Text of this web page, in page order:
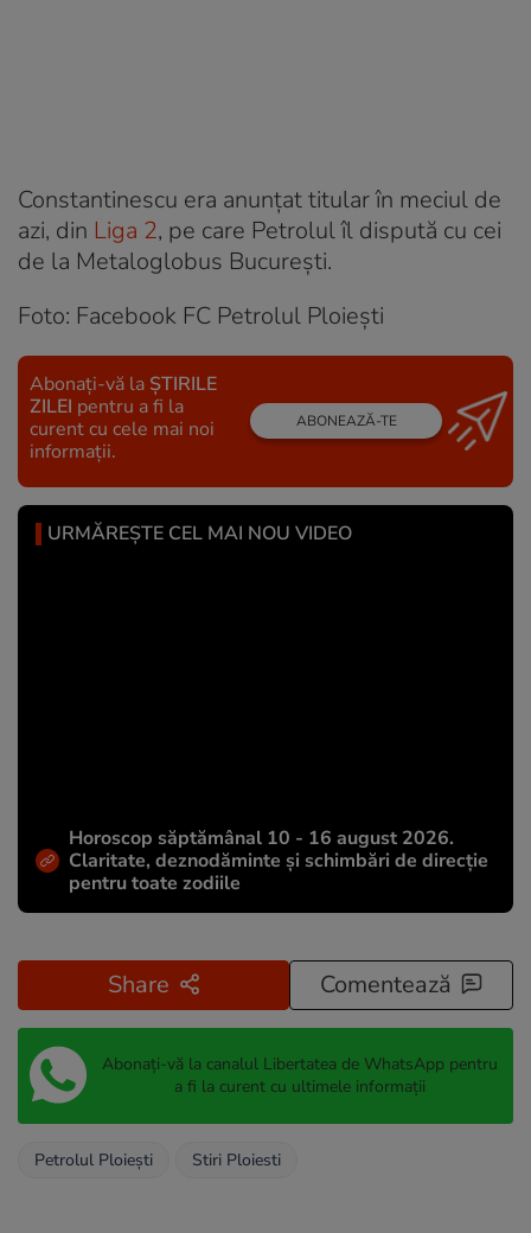
Constantinescu era anunțat titular în meciul de
azi, din Liga 2, pe care Petrolul îl dispută cu cei
de la Metaloglobus București.
Foto: Facebook FC Petrolul Ploiești
Abonați-vă la ȘTIRILE
ZILEI pentru a fi la
curent cu cele mai noi
informații.
ABONEAZĂ-TE
URMĂREȘTE CEL MAI NOU VIDEO
Horoscop săptămânal 10 - 16 august 2026.
Claritate, deznodăminte și schimbări de direcție
pentru toate zodiile
Share Comentează
Abonați-vă la canalul Libertatea de WhatsApp pentru
a fi la curent cu ultimele informații
Petrolul Ploiești Stiri Ploiesti